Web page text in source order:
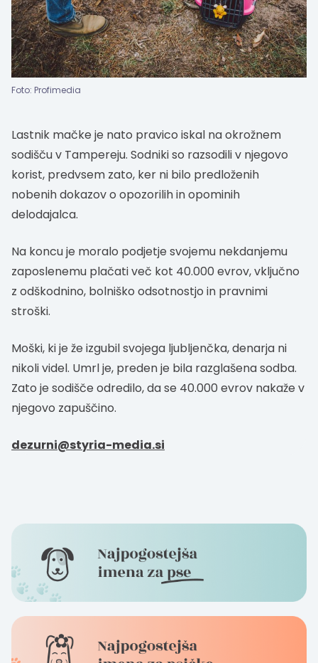
Foto: Profimedia
Lastnik mačke je nato pravico iskal na okrožnem
sodišču v Tampereju. Sodniki so razsodili v njegovo
korist, predvsem zato, ker ni bilo predloženih
nobenih dokazov o opozorilih in opominih
delodajalca.
Na koncu je moralo podjetje svojemu nekdanjemu
zaposlenemu plačati več kot 40.000 evrov, vključno
z odškodnino, bolniško odsotnostjo in pravnimi
stroški.
Moški, ki je že izgubil svojega ljubljenčka, denarja ni
nikoli videl. Umrl je, preden je bila razglašena sodba.
Zato je sodišče odredilo, da se 40.000 evrov nakaže v
njegovo zapuščino.
dezurni@styria-media.si